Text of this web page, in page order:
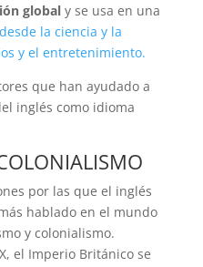
globaly se usa en una
desde la ciencia y la
y el entretenimiento.
que han ayudado a
inglés como idioma
por las que el inglés
hablado en el mundo
y colonialismo.
el Imperio Británico se